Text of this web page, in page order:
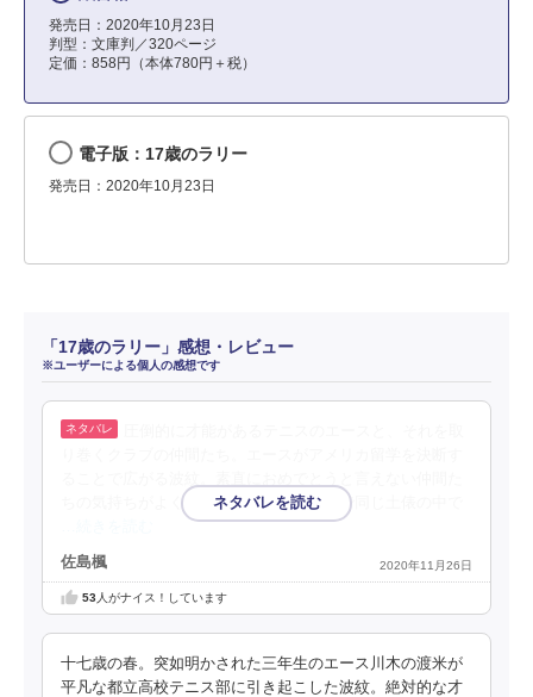
発売日：2020年10月23日
判型：文庫判／320ページ
定価：858円（本体780円＋税）
電子版：17歳のラリー
発売日：2020年10月23日
「17歳のラリー」感想・レビュー
※ユーザーによる個人の感想です
ちの気持ちがよくわかってしまう。今まで同じ土俵の中で
佐島楓 2020年11月26日
53人がナイス！しています
十七歳の春。突如明かされた三年生のエース川木の渡米が
平凡な都立高校テニス部に引き起こした波紋。絶対的な才